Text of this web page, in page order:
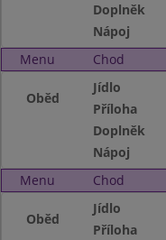
Doplněk
Nápoj
Menu
Chod
Oběd
Jídlo
Příloha
Doplněk
Nápoj
Menu
Chod
Oběd
Jídlo
Příloha